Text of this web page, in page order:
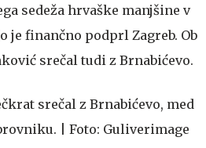
sedeža hrvaške manjšine v
je finančno podprl Zagreb. Ob
srečal tudi z Brnabićevo.